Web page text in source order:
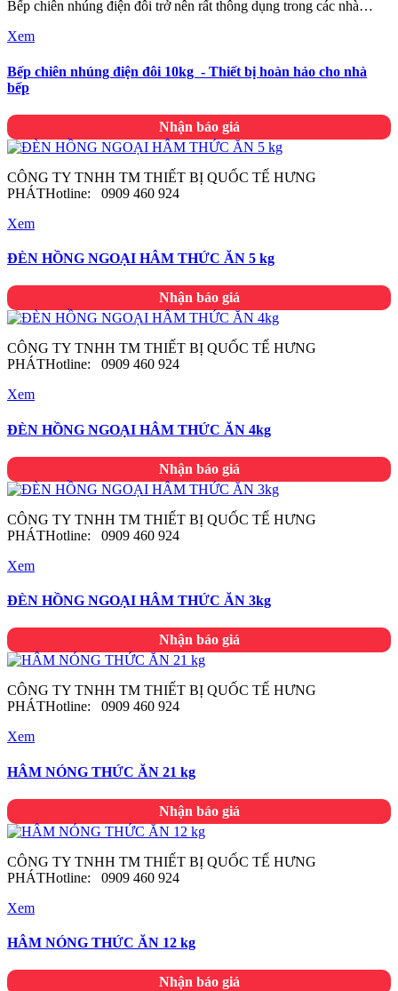
Bếp chiên nhúng điện đôi trở nên rất thông dụng trong các nhà…
Xem
Bếp chiên nhúng điện đôi 10kg - Thiết bị hoàn hảo cho nhà
bếp
Nhận báo giá
CÔNG TY TNHH TM THIẾT BỊ QUỐC TẾ HƯNG
PHÁTHotline: 0909 460 924
Xem
ĐÈN HỒNG NGOẠI HÂM THỨC ĂN 5 kg
Nhận báo giá
CÔNG TY TNHH TM THIẾT BỊ QUỐC TẾ HƯNG
PHÁTHotline: 0909 460 924
Xem
ĐÈN HỒNG NGOẠI HÂM THỨC ĂN 4kg
Nhận báo giá
CÔNG TY TNHH TM THIẾT BỊ QUỐC TẾ HƯNG
PHÁTHotline: 0909 460 924
Xem
ĐÈN HỒNG NGOẠI HÂM THỨC ĂN 3kg
Nhận báo giá
CÔNG TY TNHH TM THIẾT BỊ QUỐC TẾ HƯNG
PHÁTHotline: 0909 460 924
Xem
HÂM NÓNG THỨC ĂN 21 kg
Nhận báo giá
CÔNG TY TNHH TM THIẾT BỊ QUỐC TẾ HƯNG
PHÁTHotline: 0909 460 924
Xem
HÂM NÓNG THỨC ĂN 12 kg
Nhận báo giá